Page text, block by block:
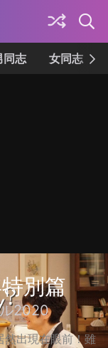
同志 女同志
別篇
2020
然出現在眼前！雖